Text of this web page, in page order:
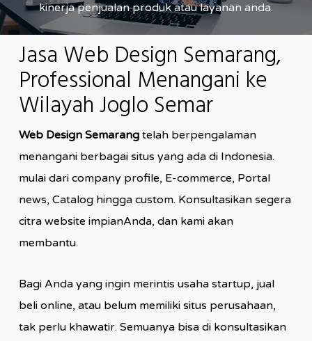
kinerja penjualan produk atau layanan anda.
Jasa Web Design Semarang,
Professional Menangani ke
Wilayah Joglo Semar
Web Design Semarang telah berpengalaman
menangani berbagai situs yang ada di Indonesia.
mulai dari company profile, E-commerce, Portal
news, Catalog hingga custom. Konsultasikan segera
citra website impianAnda, dan kami akan
membantu.
Bagi Anda yang ingin merintis usaha startup, jual
beli online, atau belum memiliki situs perusahaan,
tak perlu khawatir. Semuanya bisa di konsultasikan